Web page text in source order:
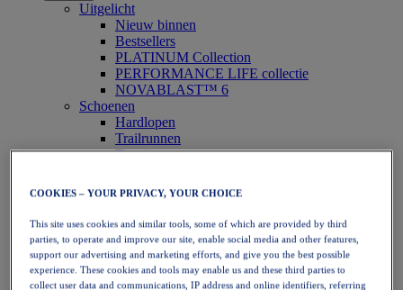
Uitgelicht
Nieuw binnen
Bestsellers
PLATINUM Collection
PERFORMANCE LIFE collectie
NOVABLAST™ 6
Schoenen
Hardlopen
Trailrunnen
Tennis
Handbal
Netbal
SportStyle
Bovenkleding
Sport-bh's
Tanktops
COOKIES – YOUR PRIVACY, YOUR CHOICE
This site uses cookies and similar tools, some of which are provided by third
parties, to operate and improve our site, enable social media and other features,
support our advertising and marketing efforts, and give you the best possible
experience. These cookies and tools may enable us and these third parties to
collect user data and communications, IP address and online identifiers, referring